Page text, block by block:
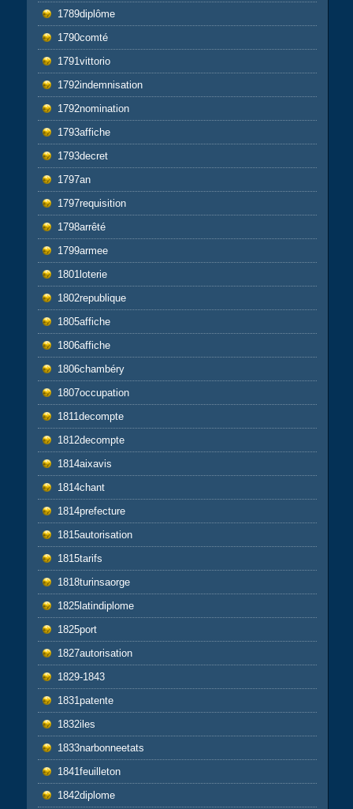
1789diplôme
1790comté
1791vittorio
1792indemnisation
1792nomination
1793affiche
1793decret
1797an
1797requisition
1798arrêté
1799armee
1801loterie
1802republique
1805affiche
1806affiche
1806chambéry
1807occupation
1811decompte
1812decompte
1814aixavis
1814chant
1814prefecture
1815autorisation
1815tarifs
1818turinsaorge
1825latindiplome
1825port
1827autorisation
1829-1843
1831patente
1832iles
1833narbonneetats
1841feuilleton
1842diplome